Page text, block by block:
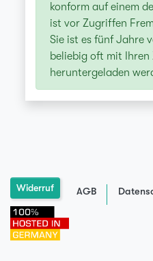
konform auf einem
ist vor Zugriffen
Sie ist es fünf Jahre
beliebig oft mit Ihren
heruntergeladen
Widerruf AGB